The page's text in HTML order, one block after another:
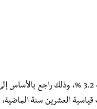
وعليه فقد تم تسجيل تراجع للنمو العالمي خلال سنة 2022 بنسبة 3.2 %،
العشرين سنة